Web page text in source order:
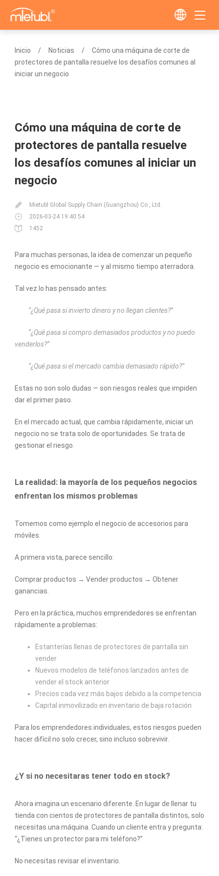
Inicio Noticias
Cómo una máquina de corte de
protectores de pantalla resuelve los desafíos comunes al
iniciar un negocio
Cómo una máquina de corte de
protectores de pantalla resuelve
los desafíos comunes al iniciar un
negocio
Mietubl Global Supply Chain (Guangzhou) Co., Ltd.
2026-03-24 19:40:54
1452
Para muchas personas, la idea de comenzar un pequeño
negocio es emocionante — y al mismo tiempo aterradora.
Tal vez lo has pensado antes:
“¿Qué pasa si invierto dinero y no llegan clientes?”
“¿Qué pasa si compro demasiados productos y no puedo
venderlos?”
“¿Qué pasa si el mercado cambia demasiado rápido?”
Estas no son solo dudas — son riesgos reales que impiden
dar el primer paso.
En el mercado actual, que cambia rápidamente, iniciar un
negocio no se trata solo de oportunidades. Se trata de
gestionar el riesgo.
La realidad: la mayoría de los pequeños negocios
enfrentan los mismos problemas
Tomemos como ejemplo el negocio de accesorios para
móviles.
A primera vista, parece sencillo:
Comprar productos → Vender productos → Obtener
ganancias.
Pero en la práctica, muchos emprendedores se enfrentan
rápidamente a problemas:
Estanterías llenas de protectores de pantalla sin
vender
Nuevos modelos de teléfonos lanzados antes de
vender el stock anterior
Precios cada vez más bajos debido a la competencia
Capital inmovilizado en inventario de baja rotación
Para los emprendedores individuales, estos riesgos pueden
hacer difícil no solo crecer, sino incluso sobrevivir.
¿Y si no necesitaras tener todo en stock?
Ahora imagina un escenario diferente. En lugar de llenar tu
tienda con cientos de protectores de pantalla distintos, solo
necesitas una máquina. Cuando un cliente entra y pregunta:
“¿Tienes un protector para mi teléfono?”
No necesitas revisar el inventario.